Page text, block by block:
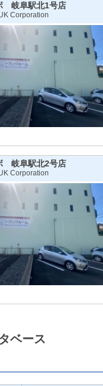
岐阜駅北1号店
Corporation
岐阜駅北2号店
Corporation
ベース